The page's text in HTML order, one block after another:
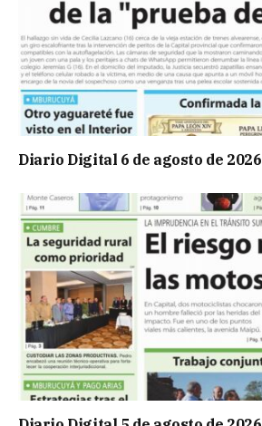
Diario Digital 6 de agosto de 2026